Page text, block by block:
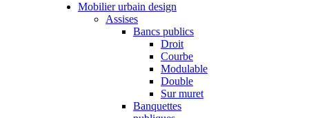
Mobilier urbain design
Assises
Bancs publics
Droit
Courbe
Modulable
Double
Sur muret
Banquettes